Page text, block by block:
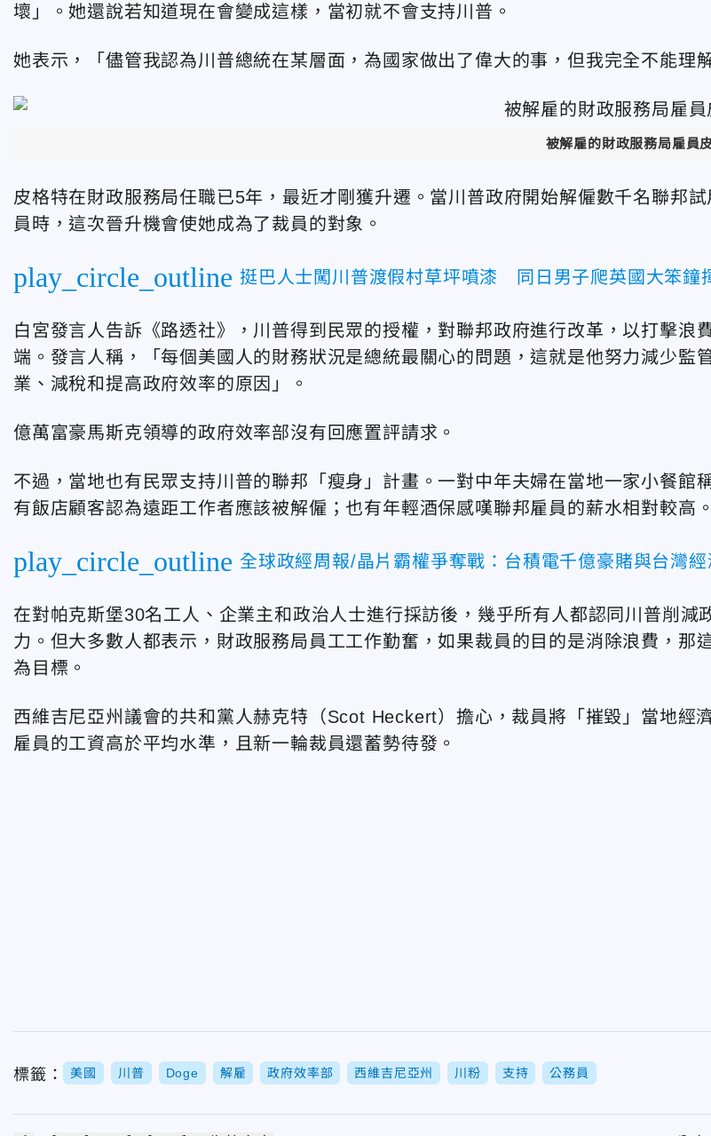
壞」。她還說若知道現在會變成這樣， 當初就不會支持川普。
她表示，「 儘管我認為川普總統在某層面，為國家做出了偉大的事，但我完全不能理
被解雇的財政服務局雇員
皮格特在財政服務局任職已5年，最近才剛獲升遷。當川普政府開始解僱數千名聯邦試
員時，這次晉升機會使她成為了裁員的對象。
play_circle_outline 挺巴人士闖川普渡假村草坪噴漆 同日男子爬英國大笨鐘
白宮發言人告訴《路透社》，川普得到民眾的授權，對聯邦政府進行改革，以打擊浪
端 。發言人稱，「每個美國人的財務狀況是總統最關心的問題，這就是他努力減少監
業、減稅和提高政府效率的原因」。
億萬富豪馬斯克領導的政府效率部沒有回應置評請求。
不過，當地也有民眾支持川普的聯邦「瘦身」計畫。一對中年夫婦在當地一家小餐館
有飯店顧客認為遠距工作者應該被解僱；也有年輕酒保感嘆聯邦雇員的薪水相對較高。
play_circle_outline 全球政經周報/晶片霸權爭奪戰：台積電千億豪賭與台灣
在對帕克斯堡30名工人、企業主和政治人士進行採訪後，幾乎所有人都認同川普削減
力。但大多數人都表示， 財政服務局 員工工作勤奮，如果裁員的目的是消除浪費，那
為目標。
西維吉尼亞州議會的共和黨人赫克特 （Scot Heckert）擔心， 裁員將「摧毀」當地經
雇員的工資高於平均水準，且新一輪裁員還蓄勢待發。
標籤： 美國 川普 Doge 解雇 政府效率部 西維吉尼亞州 川粉 支持 公務員